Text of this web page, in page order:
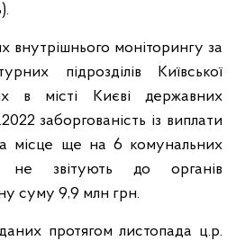
внутрішнього моніторингу за
підрозділів Київської
в місті Києві державних
заборгованість із виплати
місце ще на 6 комунальних
не звітують до органів
суму 9,9 млн грн.
протягом листопада ц.р.